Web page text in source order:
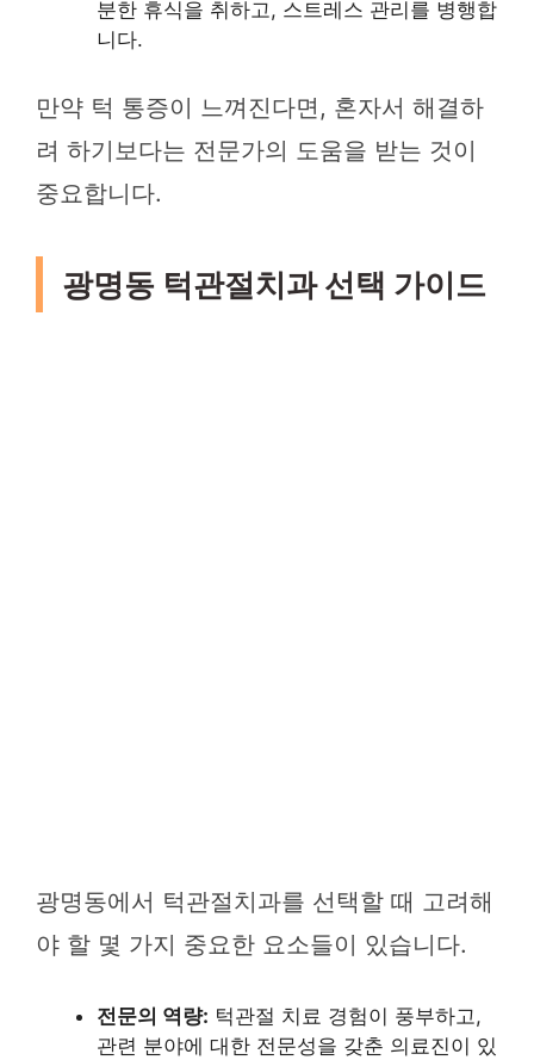
분한 휴식을 취하고, 스트레스 관리를 병행합
니다.
만약 턱 통증이 느껴진다면, 혼자서 해결하
려 하기보다는 전문가의 도움을 받는 것이
중요합니다.
광명동 턱관절치과 선택 가이드
광명동에서 턱관절치과를 선택할 때 고려해
야 할 몇 가지 중요한 요소들이 있습니다.
전문의 역량: 턱관절 치료 경험이 풍부하고,
관련 분야에 대한 전문성을 갖춘 의료진이 있